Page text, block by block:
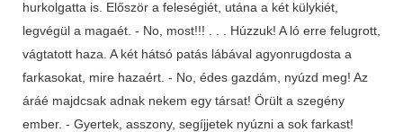
hurkolgatta is. Először a feleségiét, utána a két külykiét,
legvégül a magaét. - No, most!!! . . . Húzzuk! A ló erre felugrott,
vágtatott haza. A két hátsó patás lábával agyonrugdosta a
farkasokat, mire hazaért. - No, édes gazdám, nyúzd meg! Az
áráé majdcsak adnak nekem egy társat! Örült a szegény
ember. - Gyertek, asszony, segíjjetek nyúzni a sok farkast!